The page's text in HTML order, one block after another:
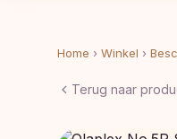
Home › Winkel ›
Terug naar